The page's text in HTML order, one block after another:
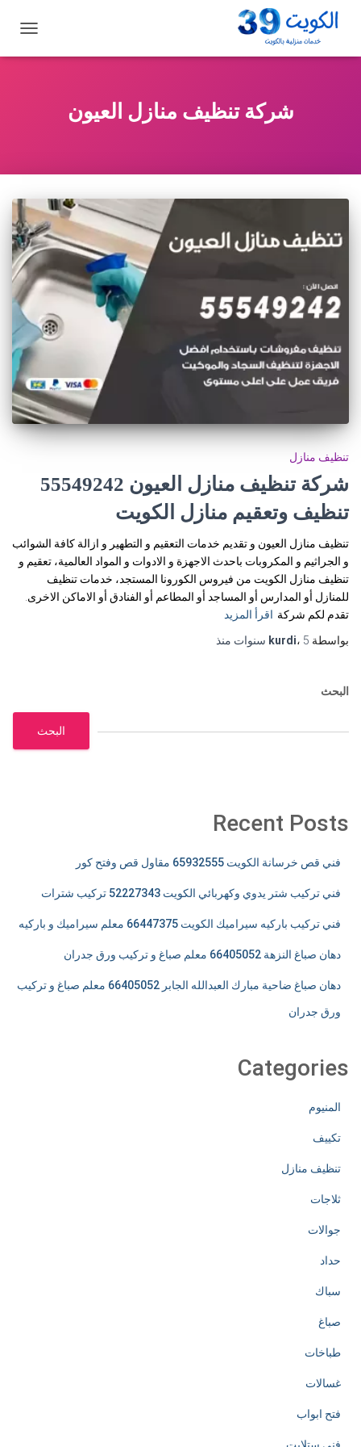
التنقل
شركة تنظيف منازل العيون
تنظيف منازل
شركة تنظيف منازل العيون 55549242
تنظيف وتعقيم منازل الكويت
تنظيف منازل العيون و تقديم خدمات التعقيم و التطهير و ازالة كافة الشوائب
و الجراثيم و المكروبات باحدث الاجهزة و الادوات و المواد العالمية، تعقيم و
تنظيف منازل الكويت من فيروس الكورونا المستجد، خدمات تنظيف
للمنازل أو المدارس أو المساجد أو المطاعم أو الفنادق أو الاماكن الاخرى.
تقدم لكم شركة اقرأ المزيد
بواسطة
kurdi، 5 سنوات منذ
البحث
البحث
Recent Posts
فني قص خرسانة الكويت 65932555 مقاول قص وفتح كور
فني تركيب شتر يدوي وكهربائي الكويت 52227343 تركيب شترات
فني تركيب باركيه سيراميك الكويت 66447375 معلم سيراميك و باركيه
دهان صباغ النزهة 66405052 معلم صباغ و تركيب ورق جدران
دهان صباغ ضاحية مبارك العبدالله الجابر 66405052 معلم صباغ و تركيب
ورق جدران
Categories
المنيوم
تكييف
تنظيف منازل
ثلاجات
جوالات
حداد
سباك
صباغ
طباخات
غسالات
فتح ابواب
فني ستلايت